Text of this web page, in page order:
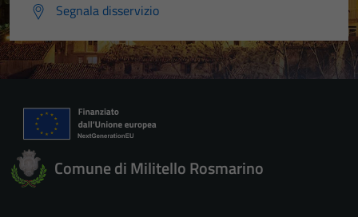
Segnala disservizio
Comune di Militello Rosmarino